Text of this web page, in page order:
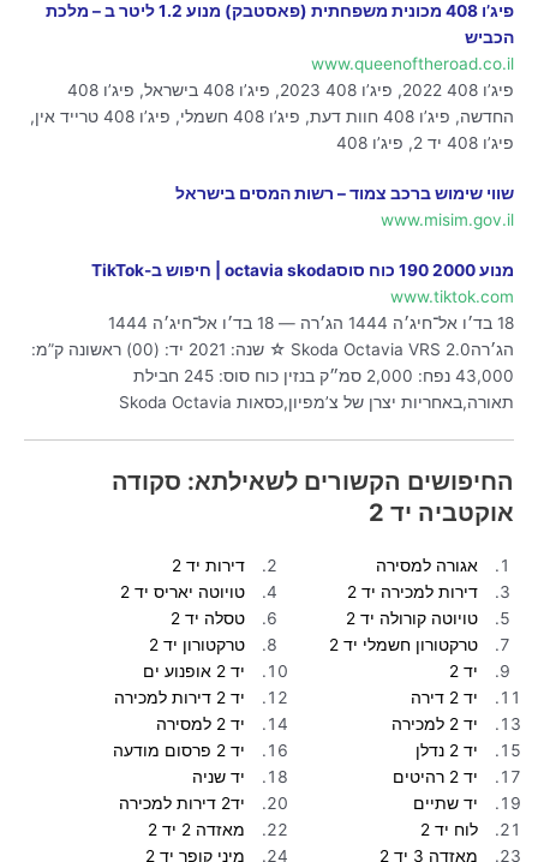
פיג’ו 408 מכונית משפחתית (פאסטבק) מנוע 1.2 ליטר ב – מלכת
הכביש
www.queenoftheroad.co.il
פיג’ו 408 2022, פיג’ו 408 2023, פיג’ו 408 בישראל, פיג’ו 408
החדשה, פיג’ו 408 חוות דעת, פיג’ו 408 חשמלי, פיג’ו 408 טרייד אין,
פיג’ו 408 יד 2, פיג’ו 408
שווי שימוש ברכב צמוד – רשות המסים בישראל
www.misim.gov.il
מנוע 2000 190 כוח סוסoctavia skoda | חיפוש ב-TikTok
www.tiktok.com
18 בד׳ו אל־חיג׳ה 1444 הג׳רה — 18 בד׳ו אל־חיג׳ה 1444
הג׳רהSkoda Octavia VRS 2.0 ☆ שנה: 2021 יד: (00) ראשונה ק”מ:
43,000 נפח: 2,000 סמ״ק בנזין כוח סוס: 245 חבילת
תאורה,באחריות יצרן של צ’מפיון,כסאות Skoda Octavia
החיפושים הקשורים לשאילתא: סקודה
אוקטביה יד 2
אגורה למסירה
דירות יד 2
דירות למכירה יד 2
טויוטה יאריס יד 2
טויוטה קורולה יד 2
טסלה יד 2
טרקטורון חשמלי יד 2
טרקטורון יד 2
יד 2
יד 2 אופנוע ים
יד 2 דירה
יד 2 דירות למכירה
יד 2 למכירה
יד 2 למסירה
יד 2 נדלן
יד 2 פרסום מודעה
יד 2 רהיטים
יד שניה
יד שתיים
יד2 דירות למכירה
לוח יד 2
מאזדה 2 יד 2
מאזדה 3 יד 2
מיני קופר יד 2